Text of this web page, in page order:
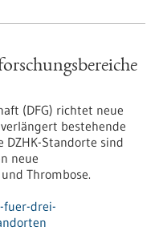
(DFG) richtet neue
bestehende
DZHK-Standorte sind
neue
Thrombose.
drei-